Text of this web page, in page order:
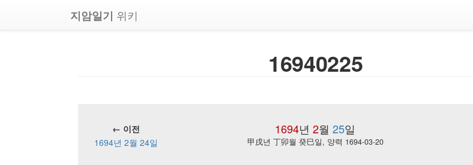
지암일기 위키
16940225
1694년 2월 25일
← 이전
1694년 2월 24일
甲戌년 丁卯월 癸巳일, 양력 1694-03-20